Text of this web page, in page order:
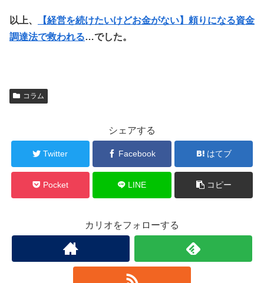
以上、
【経営を続けたいけどお金がない】頼りになる資金
調達法で救われる…でした。
コラム
シェアする
Twitter Facebook はてブ
Pocket LINE コピー
カリオをフォローする